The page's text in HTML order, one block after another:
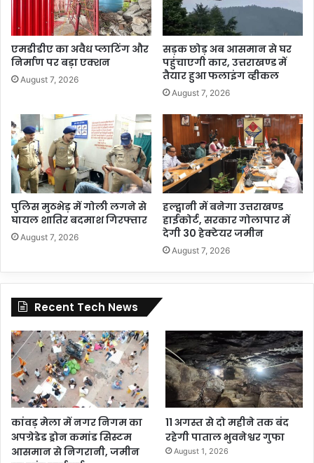
एमडीडीए का अवैध प्लाटिंग और
निर्माण पर बड़ा एक्शन
August 7, 2026
सड़क छोड़ अब आसमान से घर
पहुंचाएगी कार, उत्तराखण्ड में
तैयार हुआ फलाइंग व्हीकल
August 7, 2026
पुलिस मुठभेड़ में गोली लगने से
घायल शातिर बदमाश गिरफ्तार
August 7, 2026
हल्द्वानी में बनेगा उत्तराखण्ड
हाईकोर्ट, सरकार गोलापार में
देगी 30 हेक्टेयर जमीन
August 7, 2026
Recent Tech News
कांवड़ मेला में नगर निगम का
अपग्रेडेड ड्रोन कमांड सिस्टम
आसमान से निगरानी, जमीन
11 अगस्त से दो महीने तक बंद
रहेगी पाताल भुवनेश्वर गुफा
August 1, 2026